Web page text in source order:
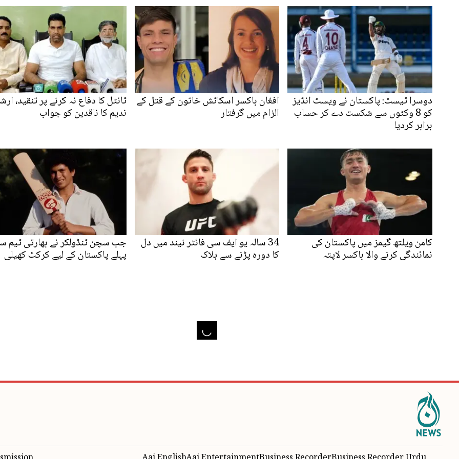
دوسرا ٹیسٹ: پاکستان نے ویسٹ انڈیز
کو 8 وکٹوں سے شکست دے کر حساب
برابر کردیا
افغان باکسر اسکاٹش خاتون کے قتل کے
الزام میں گرفتار
ٹائٹل کا دفاع نہ کرنے پر تنقید،
ندیم کا ناقدین کو جواب
کامن ویلتھ گیمز میں پاکستان کی
نمائندگی کرنے والا باکسر لاپتہ
34 سالہ یو ایف سی فائٹر نیند میں دل
کا دورہ پڑنے سے ہلاک
جب سچن ٹنڈولکر نے بھارتی ٹیم
پہلے پاکستان کے لیے کرکٹ کھیلی